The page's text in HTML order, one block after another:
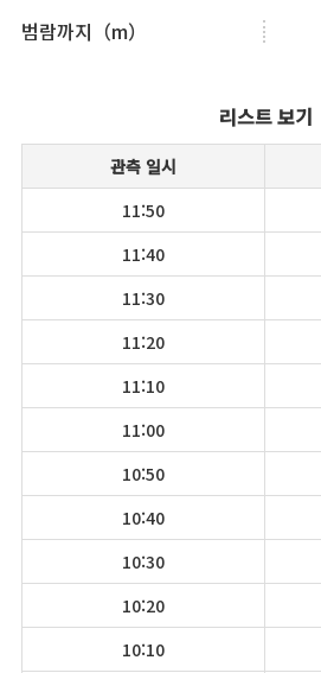
범람까지（m）
리스트 보기
관측 일시
11:50
11:40
11:30
11:20
11:10
11:00
10:50
10:40
10:30
10:20
10:10